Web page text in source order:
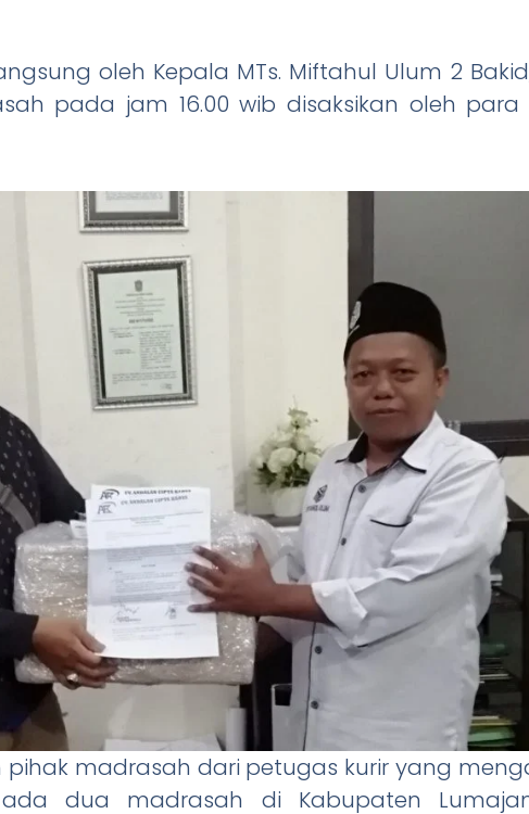
oleh Kepala MTs. Miftahul Ulum 2
pada jam 16.00 wib disaksikan oleh para
madrasah dari petugas kurir yang
dua madrasah di Kabupaten